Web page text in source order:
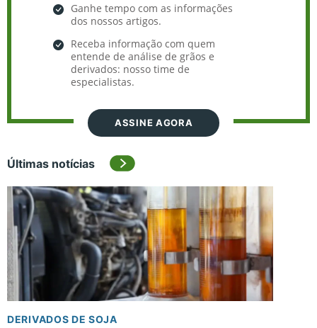
Ganhe tempo com as informações
dos nossos artigos.
Receba informação com quem
entende de análise de grãos e
derivados: nosso time de
especialistas.
ASSINE AGORA
Últimas notícias
DERIVADOS DE SOJA